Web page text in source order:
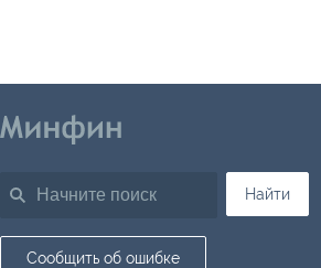
Найти
Сообщить об ошибке